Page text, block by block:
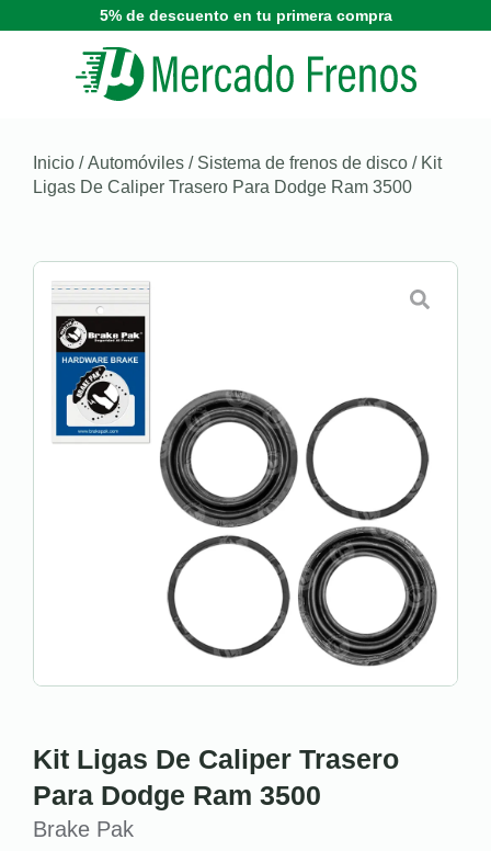
5% de descuento en tu primera compra
Inicio /Automóviles / Sistema de frenos de disco / Kit
Ligas De Caliper Trasero Para Dodge Ram 3500
Kit Ligas De Caliper Trasero
Para Dodge Ram 3500
Brake Pak